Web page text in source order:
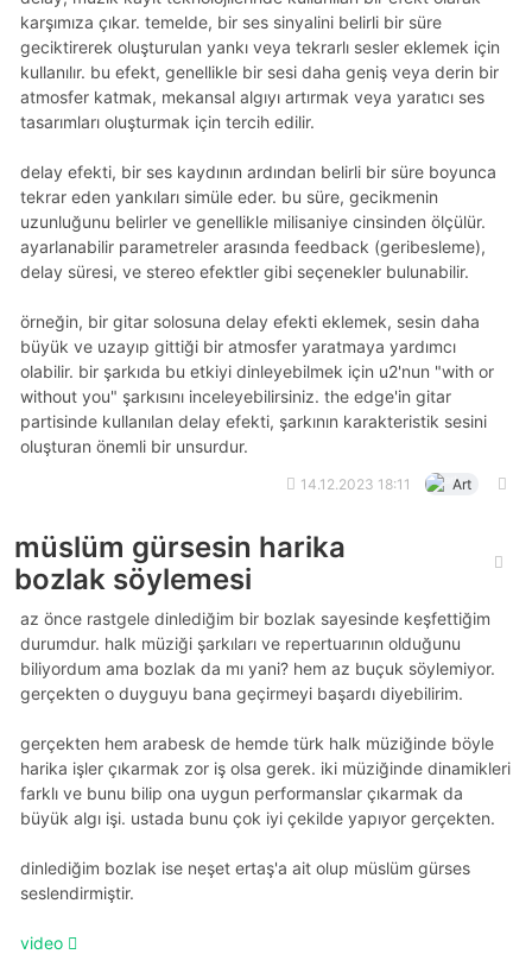
karşımıza çıkar. temelde, bir ses sinyalini belirli bir süre
geciktirerek oluşturulan yankı veya tekrarlı sesler eklemek için
kullanılır. bu efekt, genellikle bir sesi daha geniş veya derin bir
atmosfer katmak, mekansal algıyı artırmak veya yaratıcı ses
tasarımları oluşturmak için tercih edilir.
delay efekti, bir ses kaydının ardından belirli bir süre boyunca
tekrar eden yankıları simüle eder. bu süre, gecikmenin
uzunluğunu belirler ve genellikle milisaniye cinsinden ölçülür.
ayarlanabilir parametreler arasında feedback (geribesleme),
delay süresi, ve stereo efektler gibi seçenekler bulunabilir.
örneğin, bir gitar solosuna delay efekti eklemek, sesin daha
büyük ve uzayıp gittiği bir atmosfer yaratmaya yardımcı
olabilir. bir şarkıda bu etkiyi dinleyebilmek için u2'nun "with or
without you" şarkısını inceleyebilirsiniz. the edge'in gitar
partisinde kullanılan delay efekti, şarkının karakteristik sesini
oluşturan önemli bir unsurdur.
14.12.2023 18:11 Art
müslüm gürsesin harika
bozlak söylemesi
az önce rastgele dinlediğim bir bozlak sayesinde keşfettiğim
durumdur. halk müziği şarkıları ve repertuarının olduğunu
biliyordum ama bozlak da mı yani? hem az buçuk söylemiyor.
gerçekten o duyguyu bana geçirmeyi başardı diyebilirim.
gerçekten hem arabesk de hemde türk halk müziğinde böyle
harika işler çıkarmak zor iş olsa gerek. iki müziğinde dinamikleri
farklı ve bunu bilip ona uygun performanslar çıkarmak da
büyük algı işi. ustada bunu çok iyi çekilde yapıyor gerçekten.
dinlediğim bozlak ise neşet ertaş'a ait olup müslüm gürses
seslendirmiştir.
video